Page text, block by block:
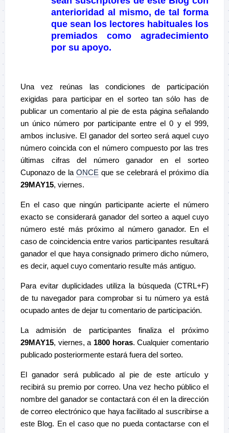
anterioridad al mismo, de tal forma
que sean los lectores habituales los
premiados como agradecimiento
por su apoyo.
Una vez reúnas las condiciones de participación
exigidas para participar en el sorteo tan sólo has de
publicar un comentario al pie de esta página señalando
un único número por participante entre el 0 y el 999,
ambos inclusive. El ganador del sorteo será aquel cuyo
número coincida con el número compuesto por las tres
últimas cifras del número ganador en el sorteo
Cuponazo de la ONCE que se celebrará el próximo día
29MAY15, viernes.
En el caso que ningún participante acierte el número
exacto se considerará ganador del sorteo a aquel cuyo
número esté más próximo al número ganador. En el
caso de coincidencia entre varios participantes resultará
ganador el que haya consignado primero dicho número,
es decir, aquel cuyo comentario resulte más antiguo.
Para evitar duplicidades utiliza la búsqueda (CTRL+F)
de tu navegador para comprobar si tu número ya está
ocupado antes de dejar tu comentario de participación.
La admisión de participantes finaliza el próximo
29MAY15, viernes, a 1800 horas. Cualquier comentario
publicado posteriormente estará fuera del sorteo.
El ganador será publicado al pie de este artículo y
recibirá su premio por correo. Una vez hecho público el
nombre del ganador se contactará con él en la dirección
de correo electrónico que haya facilitado al suscribirse a
este Blog. En el caso que no pueda contactarse con el